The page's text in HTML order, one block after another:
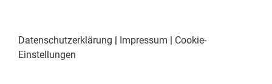
Datenschutzerklärung Impressum
Cookie-
Einstellungen